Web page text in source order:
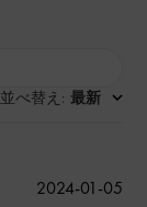
並べ替え : 最新
公
2024-01-05